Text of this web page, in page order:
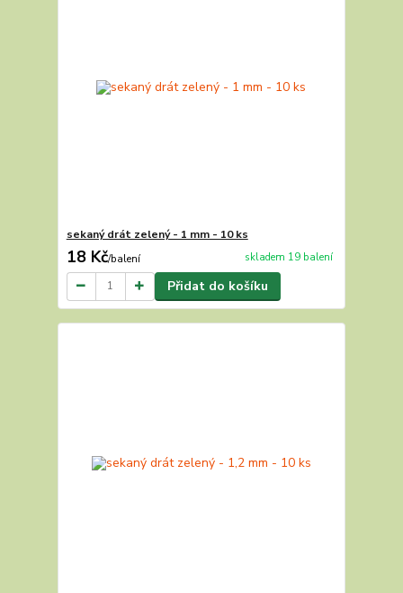
sekaný drát zelený - 1 mm - 10 ks
18 Kč/balení skladem 19 balení
Přidat do košíku